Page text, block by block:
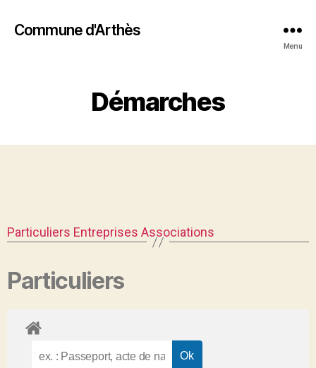
Commune d'Arthès
Menu
Démarches
Particuliers Entreprises Associations
Particuliers